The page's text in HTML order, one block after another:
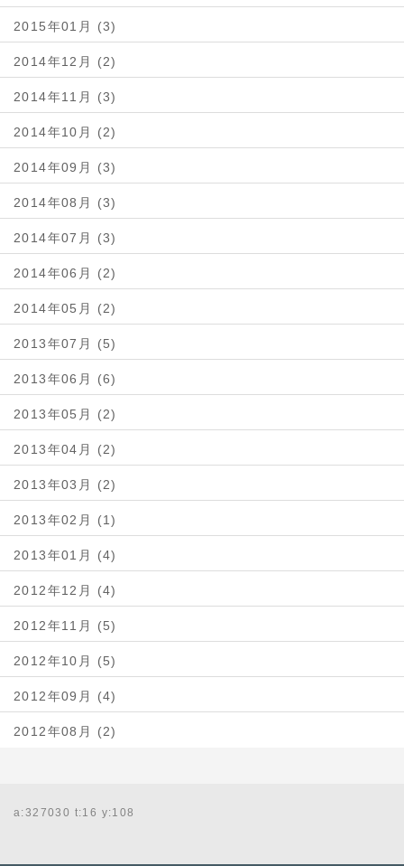
2015年01月 (3)
2014年12月 (2)
2014年11月 (3)
2014年10月 (2)
2014年09月 (3)
2014年08月 (3)
2014年07月 (3)
2014年06月 (2)
2014年05月 (2)
2013年07月 (5)
2013年06月 (6)
2013年05月 (2)
2013年04月 (2)
2013年03月 (2)
2013年02月 (1)
2013年01月 (4)
2012年12月 (4)
2012年11月 (5)
2012年10月 (5)
2012年09月 (4)
2012年08月 (2)
a:327030 t:16 y:108